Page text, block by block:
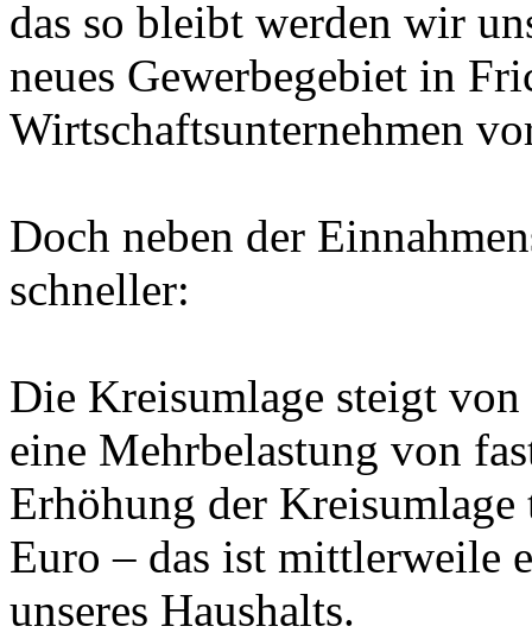
das so bleibt werden wir
neues Gewerbegebiet in
Wirtschaftsunternehmen
Doch neben der
schneller:
Die Kreisumlage steigt
eine Mehrbelastung von
Erhöhung der
Euro – das ist mittlerweile
unseres Haushalts.